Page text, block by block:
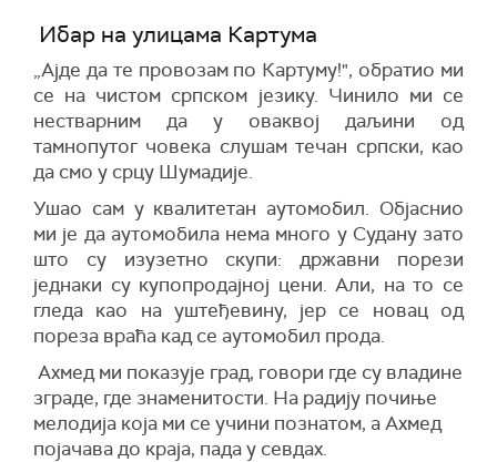
Ибар на улицама Картума
„Ајде да те провозам по Картуму!", обратио ми
се на чистом српском језику. Чинило ми се
нестварним да у оваквој даљини од
тамнопутог човека слушам течан српски, као
да смо у срцу Шумадије.
Ушао сам у квалитетан аутомобил. Објаснио
ми је да аутомобила нема много у Судану зато
што су изузетно скупи: државни порези
једнаки су купопродајној цени. Али, на то се
гледа као на уштеђевину, јер се новац од
пореза враћа кад се аутомобил прода.
Ахмед ми показује град, говори где су владине
зграде, где знаменитости. На радију почиње
мелодија која ми се учини познатом, а Ахмед
појачава до краја, пада у севдах.